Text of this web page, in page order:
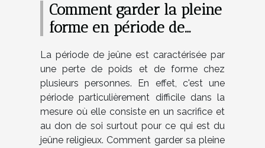
Comment garder la pleine
forme en période de
La période de jeûne est caractérisée par
une perte de poids et de forme chez
plusieurs personnes. En effet, c'est une
période particulièrement difficile dans la
mesure où elle consiste en un sacrifice et
au don de soi surtout pour ce qui est du
jeûne religieux. Comment garder sa pleine